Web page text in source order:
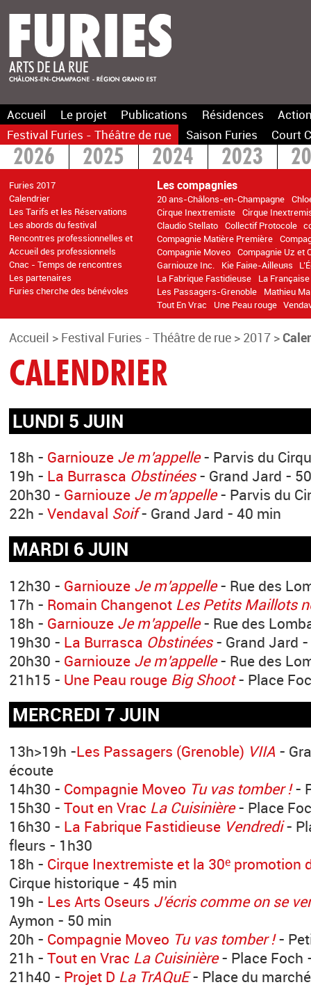
Accueil Le projet Publications Résidences
Festival Furies - Théâtre de rue
Saison Furies Court
2026 2025 2024 2023
Furies 2017
Calendrier
Les Tarifs et les Réservations
Les abords du festival
Rencontres professionnelles et
Accueil des professionnels
Cnac - Temps de rencontres
Les partenaires
Furies cherche des bénévoles
Les compagnies
20 ans-Châlons-en-Champagne
Cirque Inextremiste Cirque
Claudio Stellato Collectif Protocole
Compagnie Matière Première
Compagnie Moveo Compagnie Uz et
Garniouze Inc.
Kie Faiяe-Ailleuяs
La Fabrique Fastidieuse
La
Les Passagers-Grenoble
Mathieu
Tout En Vrac
Une Peau rouge
2016 >2014
Accueil > Festival Furies - Théâtre de rue > 2017 >
CALENDRIER
LUNDI 5 JUIN
18h - Garniouze Je m’appelle- Parvis du
19h - La Burrasca Obstinées- Grand Jard -
20h30 - Garniouze Je m’appelle- Parvis du
22h -Vendaval Soif- Grand Jard - 40 min
MARDI 6 JUIN
12h30 - Garniouze Je m’appelle- Rue des
17h - Romain Changenot Les Petits Maillots
18h - Garniouze Je m’appelle- Rue des
19h30 - La Burrasca Obstinées- Grand Jard
20h30 - Garniouze Je m’appelle- Rue des
21h15 - Une Peau rouge Big Shoot- Place
MERCREDI 7 JUIN
13h>19h -Les Passagers (Grenoble) VIIA -
écoute
14h30 - Compagnie Moveo Tu vas tomber !-
15h30 -Tout en Vrac La Cuisinière- Place
16h30 - La Fabrique Fastidieuse Vendredi-
fleurs - 1h30
18h - Cirque Inextremiste et la 30e promotion
Cirque historique - 45 min
19h - Les Arts Oseurs J’écris comme on se
Aymon - 50 min
20h - Compagnie Moveo Tu vas tomber !-
21h -Tout en Vrac La Cuisinière- Place Foch
21h40 - Projet D La TrAQuE- Place du